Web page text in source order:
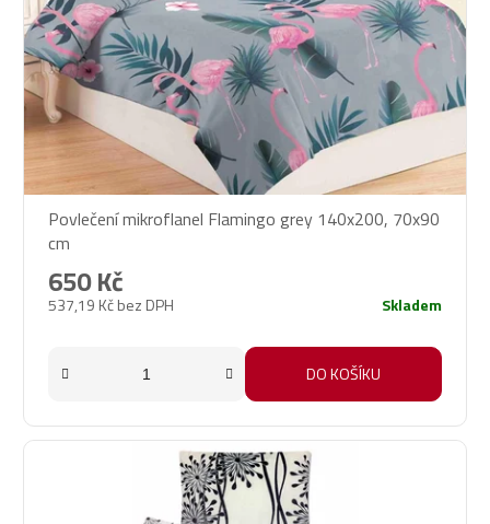
Povlečení mikroflanel Flamingo grey 140x200, 70x90
cm
537,19 Kč bez DPH
650 Kč
Skladem
DO KOŠÍKU